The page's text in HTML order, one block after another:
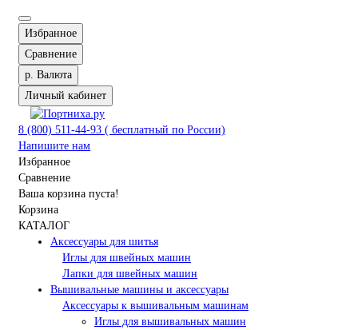
Избранное
Сравнение
р. Валюта
Личный кабинет
8 (800) 511-44-93 ( бесплатный по России)
Напишите нам
Избранное
Сравнение
Ваша корзина пуста!
Корзина
КАТАЛОГ
Аксессуары для шитья
Иглы для швейных машин
Лапки для швейных машин
Вышивальные машины и аксессуары
Аксессуары к вышивальным машинам
Иглы для вышивальных машин